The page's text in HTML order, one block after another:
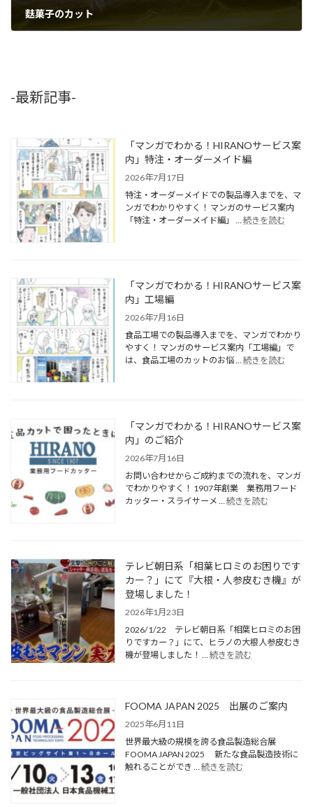
麩菓子のカット
-最新記事-
「マンガでわかる！HIRANOサービス案
内」特注・オーダーメイド編
2026年7月17日
特注・オーダーメイドでの製品導入までを、マ
ンガでわかりやすく！ マンガのサービス案内
「特注・オーダーメイド編」 …続きを読む
「マンガでわかる！HIRANOサービス案
内」工場編
2026年7月16日
食品工場での製品導入までを、マンガでわかり
やすく！ マンガのサービス案内「工場編」で
は、食品工場のカットのお悩 …続きを読む
「マンガでわかる！HIRANOサービス案
内」のご紹介
2026年7月16日
お問い合わせからご成約までの流れを、マンガ
でわかりやすく！ 1907年創業 業務用フード
カッター・スライサーメ … 続きを読む
テレビ朝日系「相葉ヒロミのお困りです
カー？」にて『大根・人参皮むき機』が
登場しました！
2026年1月23日
2026/1/22 テレビ朝日系「相葉ヒロミのお困
りですカー？」にて、ヒラノの大根人参皮むき
機が登場しました！ … 続きを読む
FOOMA JAPAN 2025 出展のご案内
2025年6月11日
世界最大級の規模を誇る食品製造総合展
FOOMA JAPAN 2025 新たな食品製造技術に
触れることができ … 続きを読む